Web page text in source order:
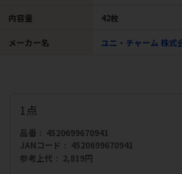
内容量 42枚
メーカー名 ユニ・チャーム 株式
1点
品番
4520699670941
JANコード
4520699670941
参考上代
2,819円